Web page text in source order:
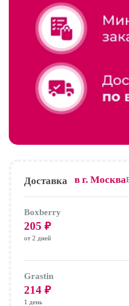
Доставка в г. Москва
Boxberry
205 ₽
от 2 дней
Grastin
214 ₽
1 день